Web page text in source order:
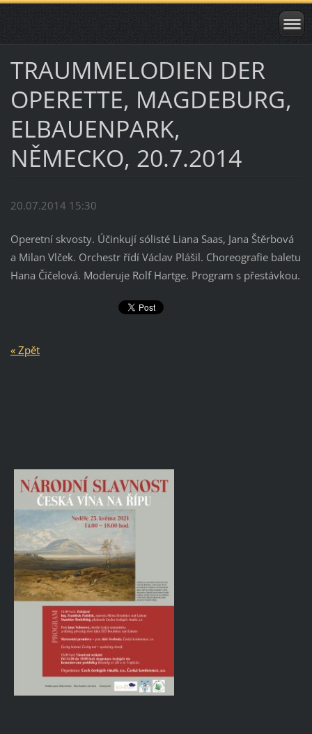
TRAUMMELODIEN DER
OPERETTE, MAGDEBURG,
ELBAUENPARK,
NĚMECKO, 20.7.2014
20.07.2014 15:30
Operetní skvosty. Účinkují sólisté Liana Saas, Jana Štěrbová
a Milan Vlček. Orchestr řídí Václav Plášil. Choreografie baletu
Hana Číčelová. Moderuje Rolf Hartge. Program s přestávkou.
« Zpět